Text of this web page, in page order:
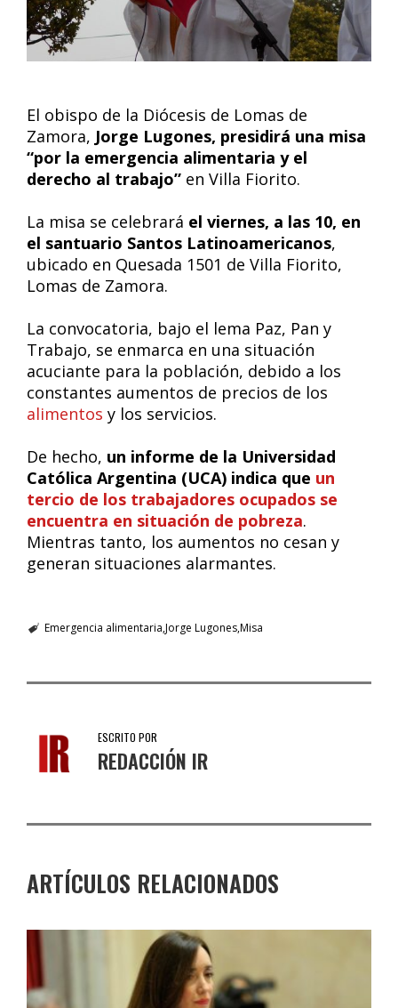
El obispo de la Diócesis de Lomas de
Zamora, Jorge Lugones, presidirá una misa
“por la emergencia alimentaria y el
derecho al trabajo” en Villa Fiorito.
La misa se celebrará el viernes, a las 10, en
el santuario Santos Latinoamericanos,
ubicado en Quesada 1501 de Villa Fiorito,
Lomas de Zamora.
La convocatoria, bajo el lema Paz, Pan y
Trabajo, se enmarca en una situación
acuciante para la población, debido a los
constantes aumentos de precios de los
alimentos y los servicios.
De hecho, un informe de la Universidad
Católica Argentina (UCA) indica que un
tercio de los trabajadores ocupados se
encuentra en situación de pobreza.
Mientras tanto, los aumentos no cesan y
generan situaciones alarmantes.
Emergencia alimentaria Jorge LugonesMisa
ESCRITO POR
REDACCIÓN IR
ARTÍCULOS RELACIONADOS